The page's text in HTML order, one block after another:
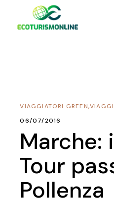
,
VIAGGIATORI GREEN
06/07/2016
Marche:
Tour
Pollenza